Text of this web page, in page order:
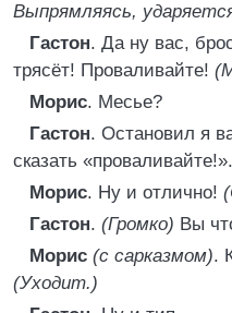
Выпрямляясь,
Гастон. Да ну вас,
трясёт! Проваливайте!
Морис. Месье?
Гастон. Остановил я
сказать
Морис. Ну и отлично!
Гастон. (Громко) Вы
Морис (с сарказмом).
(Уходит.)